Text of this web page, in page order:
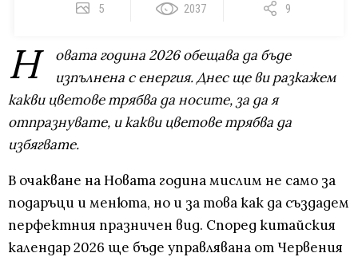
5 2037 9
Н
овата година 2026 обещава да бъде
изпълнена с енергия. Днес ще ви разкажем
какви цветове трябва да носите, за да я
отпразнувате, и какви цветове трябва да
избягвате.
В очакване на Новата година мислим не само за
подаръци и менюта, но и за това как да създадем
перфектния празничен вид. Според китайския
календар 2026 ще бъде управлявана от Червения